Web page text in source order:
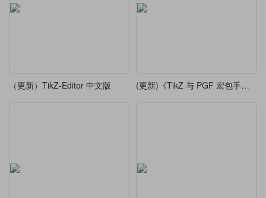
（更新）TikZ-Editor 中文版 (更新)《TikZ 与 PGF 宏包手册》第一至第四部分中译